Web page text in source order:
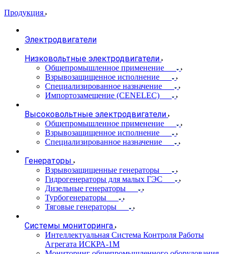
Продукция
Электродвигатели
Низковольтные электродвигатели
Общепромышленное применение
Взрывозащищенное исполнение
Специализированное назначение
Импортозамещение (CENELEC)
Высоковольтные электродвигатели
Общепромышленное применение
Взрывозащищенное исполнение
Специализированное назначение
Генераторы
Взрывозащищенные генераторы
Гидрогенераторы для малых ГЭС
Дизельные генераторы
Турбогенераторы
Тяговые генераторы
Системы мониторинга
Интеллектуальная Система Контроля Работы
Агрегата ИСКРА-1М